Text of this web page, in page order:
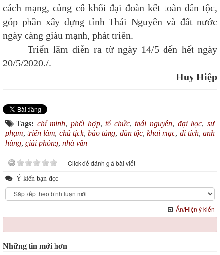
cách mạng, củng cố khối đại đoàn kết toàn dân tộc,
góp phần xây dựng tỉnh Thái Nguyên và đất nước
ngày càng giàu mạnh, phát triển.
Triển lãm diễn ra từ ngày 14/5 đến hết ngày
20/5/2020./.
Huy Hiệp
Tags: chí minh, phối hợp,tổ chức,thái nguyên, đại học,sư
phạm,triển lãm, chủ tịch,bảo tàng, dân tộc,khai mạc, di tích,anh
hùng, giải phóng, nhà văn
Click để đánh giá bài viết
Ý kiến bạn đọc
Ẩn/Hiện ý kiến
Những tin mới hơn